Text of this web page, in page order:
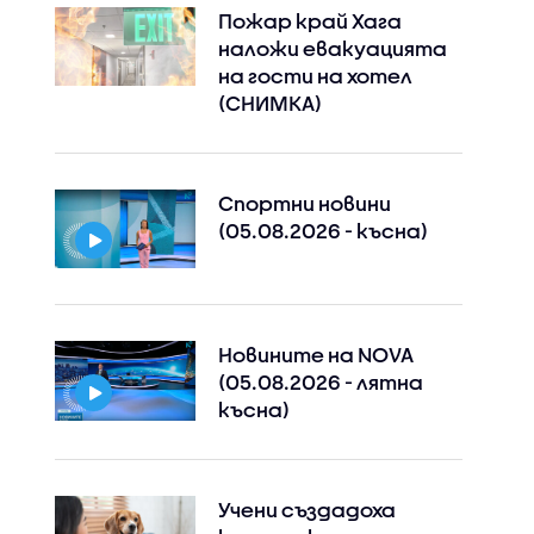
Пожар край Хага
наложи евакуацията
на гости на хотел
(СНИМКА)
Спортни новини
(05.08.2026 - късна)
Новините на NOVA
(05.08.2026 - лятна
късна)
Учени създадоха